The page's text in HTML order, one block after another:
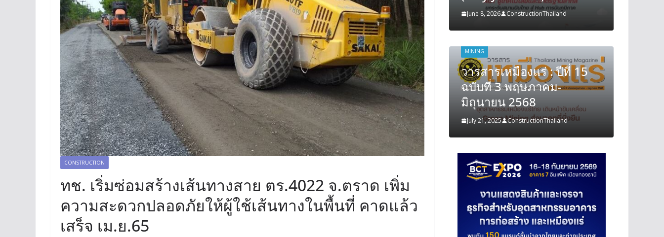
CONSTRUCTION
ทช. เริ่มซ่อมสร้างเส้นทางสาย ตร.4022 จ.ตราด เพิ่ม
ความสะดวกปลอดภัยให้ผู้ใช้เส้นทางในพื้นที่ คาดแล้ว
เสร็จ เม.ย.65
June 8, 2026 ConstructionThailand June 8, 2026 ConstructionThailand
MINING
วารสารเหมืองแร่ : ปีที่ 15
ฉบับที่ 3 พฤษภาคม-
มิถุนายน 2568
July 21, 2025 ConstructionThailand
MINING
วารสารเหมืองแร่ : ปีที่ 15
ฉบับที่ 3 พฤษภาคม-
มิถุนายน 2568
July 21, 2025 ConstructionThailand